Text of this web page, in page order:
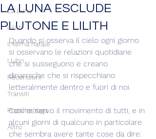
La Luna
Lilith
Il tema natale
I Libri
Recensioni
Transiti
Pratiche Yoga
Altro
LA LUNA ESCLUDE
PLUTONE E LILITH
Quando si osserva il cielo ogni giorno
si osservano le relazioni quotidiane
che si susseguono e creano
dinamiche che si rispecchiano
letteralmente dentro e fuori di noi.
Così osservo il movimento di tutti, e in
alcuni giorni di qualcuno in particolare
che sembra avere tante cose da dire: